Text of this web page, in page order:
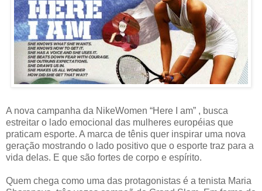
A nova campanha da NikeWomen “Here I am” , busca
estreitar o lado emocional das mulheres européias que
praticam esporte. A marca de tênis quer inspirar uma nova
geração mostrando o lado positivo que o esporte traz para a
vida delas. E que são fortes de corpo e espírito.
Quem chega como uma das protagonistas é a tenista Maria